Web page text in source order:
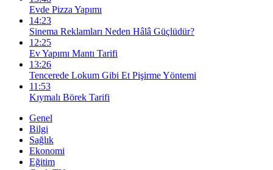
Evde Pizza Yapımı
14:23
Sinema Reklamları Neden Hâlâ Güçlüdür?
12:25
Ev Yapımı Mantı Tarifi
13:26
Tencerede Lokum Gibi Et Pişirme Yöntemi
11:53
Kıymalı Börek Tarifi
Genel
Bilgi
Sağlık
Ekonomi
Eğitim